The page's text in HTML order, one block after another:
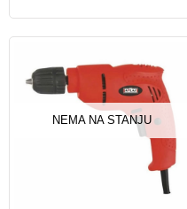
NEMA NA STANJU